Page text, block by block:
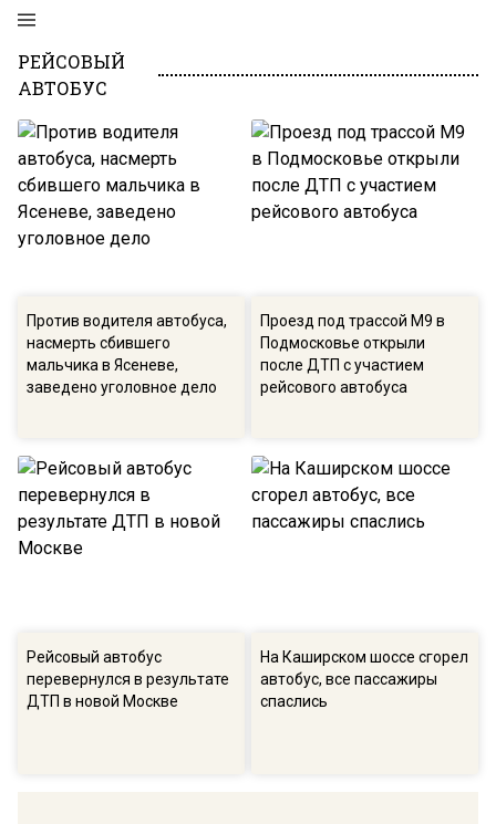
РЕЙСОВЫЙ
АВТОБУС
Против водителя автобуса,
насмерть сбившего
мальчика в Ясеневе,
заведено уголовное дело
Проезд под трассой М9 в
Подмосковье открыли
после ДТП с участием
рейсового автобуса
Рейсовый автобус
перевернулся в результате
ДТП в новой Москве
На Каширском шоссе сгорел
автобус, все пассажиры
спаслись